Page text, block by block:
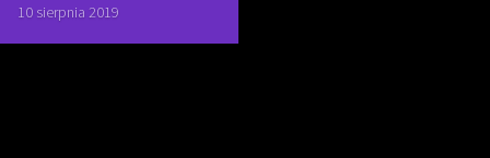
10 sierpnia 2019